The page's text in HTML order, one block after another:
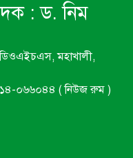
:ড. নিম
মহাখালী,
০৬৬০৪৪ ( নিউজ রুম )